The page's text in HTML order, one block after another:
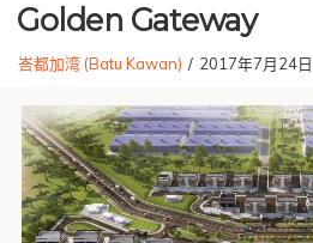
Golden Gateway
峇都加湾 (Batu Kawan) / 2017年7月24日